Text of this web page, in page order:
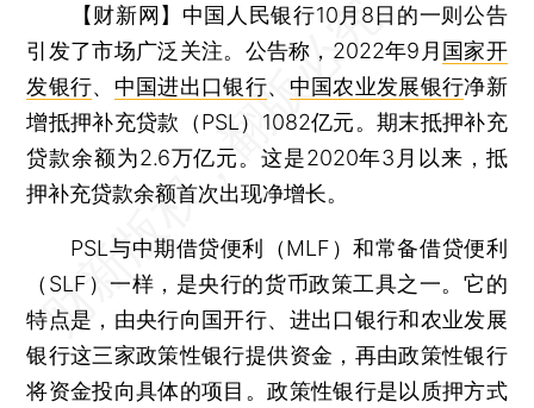
【财新网】 中国人民银行10月8日的一则公告
引发了市场广泛关注。公告称，2022年9月 国家开
发银行、 中国进出口银行、 中国农业发展银行净新
增抵押补充贷款（PSL）1082亿元。期末抵押补充
贷款余额为2.6万亿元。这是2020年3月以来，抵
押补充贷款余额首次出现净增长。
PSL与中期借贷便利（MLF）和常备借贷便利
（SLF）一样，是央行的货币政策工具之一。它的
特点是，由央行向国开行、进出口银行和农业发展
银行这三家政策性银行提供资金，再由政策性银行
将资金投向具体的项目。政策性银行是以质押方式